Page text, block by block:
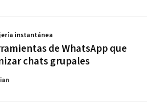
de WhatsApp que
chats grupales
instantánea